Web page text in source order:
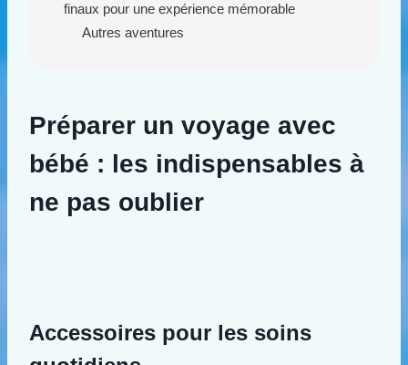
finaux pour une expérience mémorable
Autres aventures
Préparer un voyage avec
bébé : les indispensables à
ne pas oublier
Accessoires pour les soins